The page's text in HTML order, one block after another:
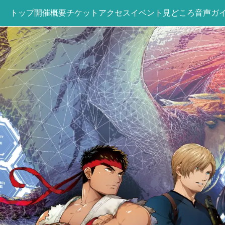
トップ開催概要チケット アクセスイベント 見どころ音声ガ